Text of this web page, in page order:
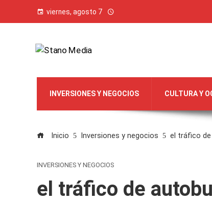
viernes, agosto 7
INVERSIONES Y NEGOCIOS CULTURA Y
Inicio Inversiones y negocios el tráfico de
INVERSIONES Y NEGOCIOS
el tráfico de